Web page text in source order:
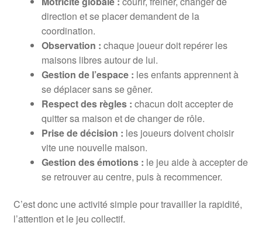
direction et se placer demandent de la
coordination.
Observation : chaque joueur doit repérer les
maisons libres autour de lui.
Gestion de l’espace : les enfants apprennent à
se déplacer sans se gêner.
Respect des règles : chacun doit accepter de
quitter sa maison et de changer de rôle.
Prise de décision : les joueurs doivent choisir
vite une nouvelle maison.
Gestion des émotions : le jeu aide à accepter de
se retrouver au centre, puis à recommencer.
C’est donc une activité simple pour travailler la rapidité,
l’attention et le jeu collectif.